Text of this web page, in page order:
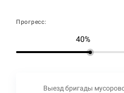
Прогресс:
40%
Выезд бригады